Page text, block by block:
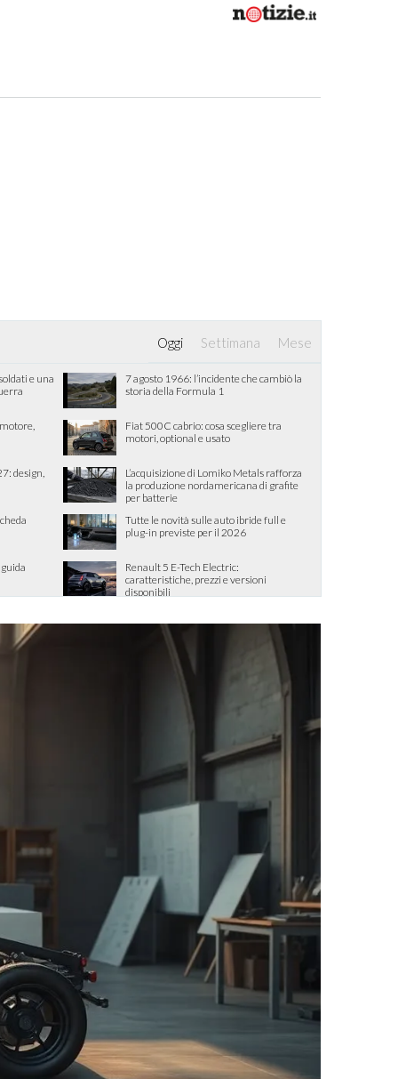
Oggi Settimana Mese
e una
7 agosto 1966: l’incidente che cambiò la
storia della Formula 1
Fiat 500C cabrio: cosa scegliere tra
motori, optional e usato
design,
L’acquisizione di Lomiko Metals rafforza
la produzione nordamericana di grafite
per batterie
Tutte le novità sulle auto ibride full e
plug-in previste per il 2026
Renault 5 E-Tech Electric:
caratteristiche, prezzi e versioni
disponibili